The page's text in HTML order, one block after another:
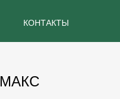
КОНТАКТЫ
МАКС